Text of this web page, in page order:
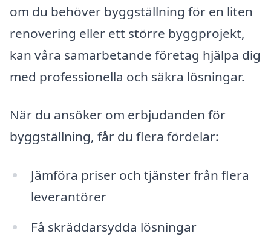
om du behöver byggställning för en liten
renovering eller ett större byggprojekt,
kan våra samarbetande företag hjälpa dig
med professionella och säkra lösningar.
När du ansöker om erbjudanden för
byggställning, får du flera fördelar:
Jämföra priser och tjänster från flera
leverantörer
Få skräddarsydda lösningar